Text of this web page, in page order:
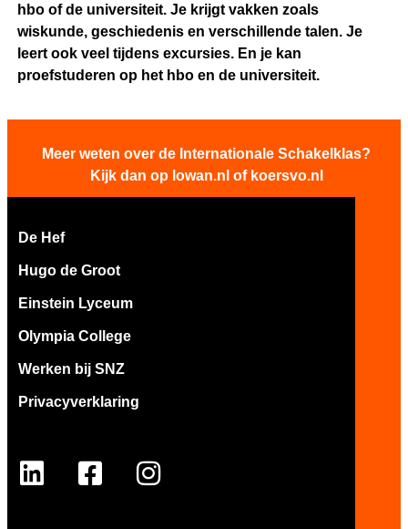
hbo of de universiteit. Je krijgt vakken zoals
wiskunde, geschiedenis en verschillende talen. Je
leert ook veel tijdens excursies. En je kan
proefstuderen op het hbo en de universiteit.
Meer weten over de Internationale Schakelklas?
Kijk dan op lowan.nl of koersvo.nl
De Hef
Hugo de Groot
Einstein Lyceum
Olympia College
Werken bij SNZ
Privacyverklaring